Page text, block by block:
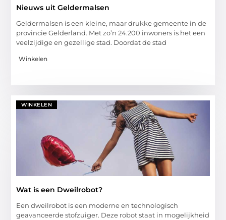
Nieuws uit Geldermalsen
Geldermalsen is een kleine, maar drukke gemeente in de
provincie Gelderland. Met zo’n 24.200 inwoners is het een
veelzijdige en gezellige stad. Doordat de stad
Winkelen
WINKELEN
Wat is een Dweilrobot?
Een dweilrobot is een moderne en technologisch
geavanceerde stofzuiger. Deze robot staat in mogelijkheid